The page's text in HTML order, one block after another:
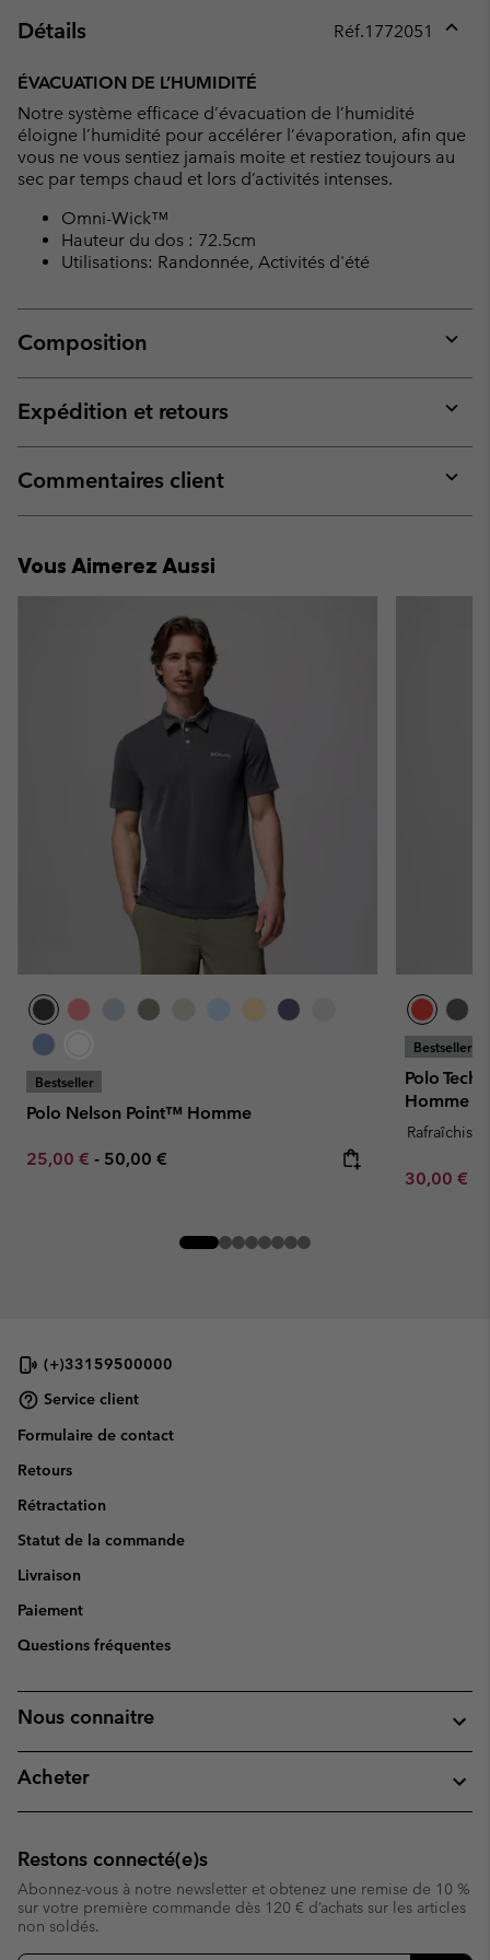
Détails Réf.1772051
ÉVACUATION DE L’HUMIDITÉ
Notre système efficace d’évacuation de l’humidité
éloigne l’humidité pour accélérer l’évaporation, afin que
vous ne vous sentiez jamais moite et restiez toujours au
sec par temps chaud et lors d’activités intenses.
Omni-Wick™
Hauteur du dos : 72.5cm
Utilisations: Randonnée, Activités d'été
Composition
or
Expédition et retours
or
Commentaires client
or
Vous Aimerez Aussi
Bestseller
Polo Nelson Point™ Homme
Minimum sale price:
25,00 € - Maximum price:
50,00 €
Bestseller
Polo
Homme
Minimum
30,00 €
(+)33159500000
Service client
Formulaire de contact
Retours
Rétractation
Statut de la commande
Livraison
Paiement
Questions fréquentes
Nous connaitre
Acheter
Restons connecté(e)s
Abonnez-vous à notre newsletter et obtenez une remise de 10 %
sur votre première commande dès 120 € d’achats sur les articles
non soldés.